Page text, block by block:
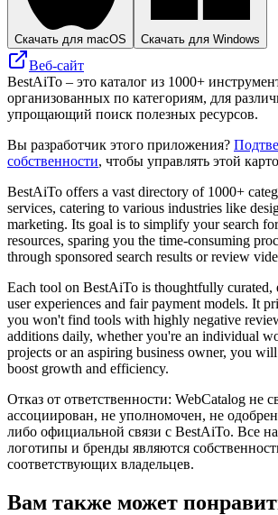
Скачать для macOS Скачать для Windows
Веб-сайт
BestAiTo – это каталог из 1000+
организованных по категориям, для
упрощающий поиск полезных ресурсов.
Вы разработчик этого приложения?
собственности, чтобы управлять этой
BestAiTo offers a vast directory of 1000+
services, catering to various industries like
marketing. Its goal is to simplify your search
resources, sparing you the time-consuming
through sponsored search results or review
Each tool on BestAiTo is thoughtfully curated,
user experiences and fair payment models. It
you won't find tools with highly negative
additions daily, whether you're an individual
projects or an aspiring business owner, you
boost growth and efficiency.
Отказ от ответственности: WebCatalog не
ассоциирован, не уполномочен, не
либо официальной связи с BestAiTo. Все
логотипы и бренды являются
соответствующих владельцев.
Вам также может